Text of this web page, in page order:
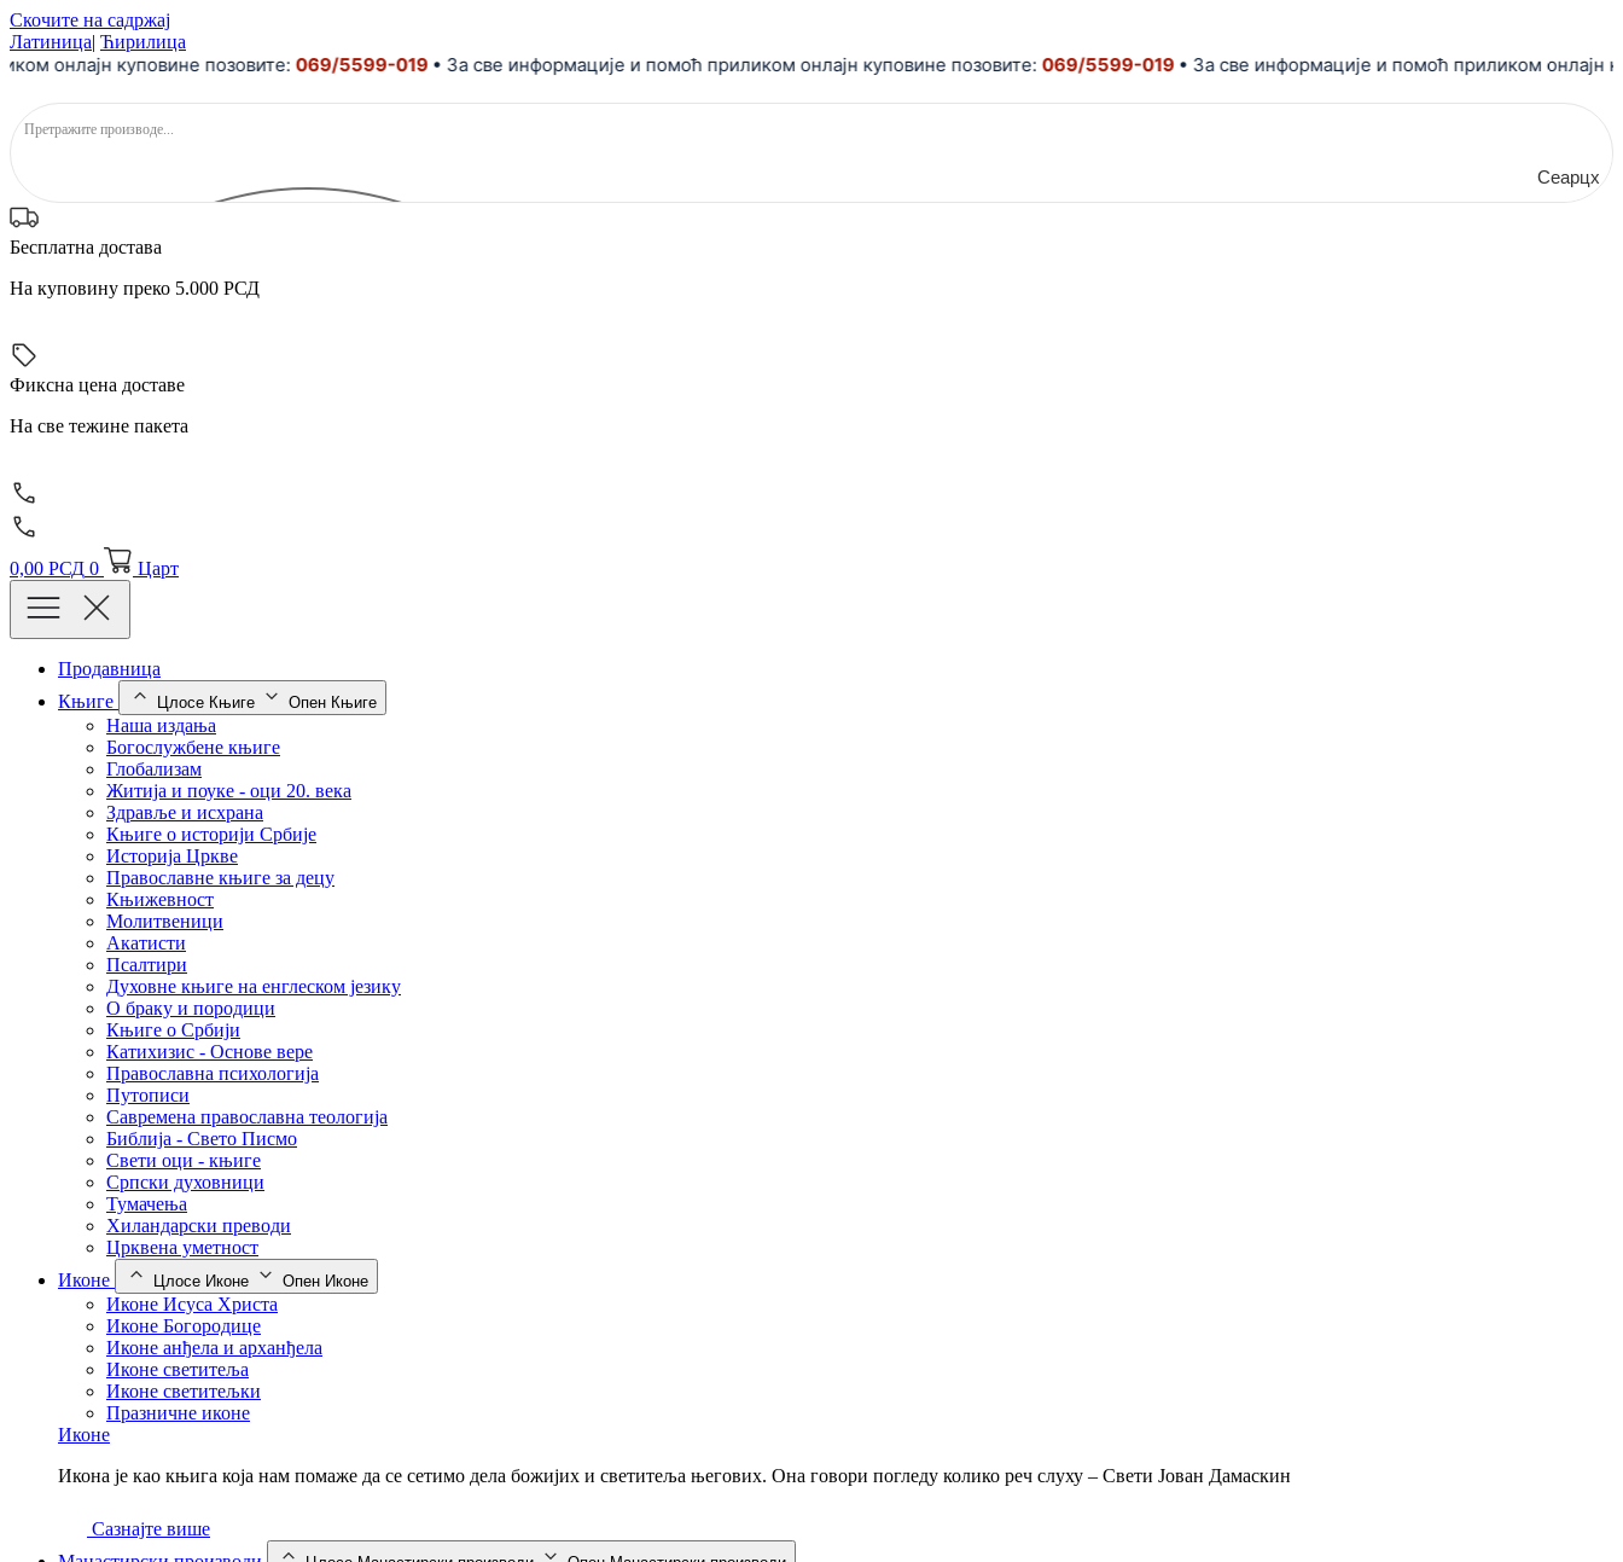
Скочите на садржај
Латиница| Ћирилица
куповине позовите:069/5599-019• За све информације и помоћ приликом онлајн куповине позовите:069/5599-019• За све информације и помоћ приликом онлајн
Сеарцх
Бесплатна достава
На куповину преко 5.000 РСД
Фиксна цена доставе
На све тежине пакета
0,00 РСД 0 Царт
Продавница
Књиге
Цлосе Књиге Опен Књиге
Наша издања
Богослужбене књиге
Глобализам
Житија и поуке - оци 20. века
Здравље и исхрана
Књиге о историји Србије
Историја Цркве
Православне књиге за децу
Књижевност
Молитвеници
Акатисти
Псалтири
Духовне књиге на енглеском језику
О браку и породици
Књиге о Србији
Катихизис - Основе вере
Православна психологија
Путописи
Савремена православна теологија
Библија - Свето Писмо
Свети оци - књиге
Српски духовници
Тумачења
Хиландарски преводи
Црквена уметност
Иконе
Цлосе Иконе Опен Иконе
Иконе Исуса Христа
Иконе Богородице
Иконе анђела и арханђела
Иконе светитеља
Иконе светитељки
Празничне иконе
Иконе
Икона је као књига која нам помаже да се сетимо дела божијих и светитеља његових. Она говори погледу колико реч слуху – Свети Јован Дамаскин
Сазнајте више